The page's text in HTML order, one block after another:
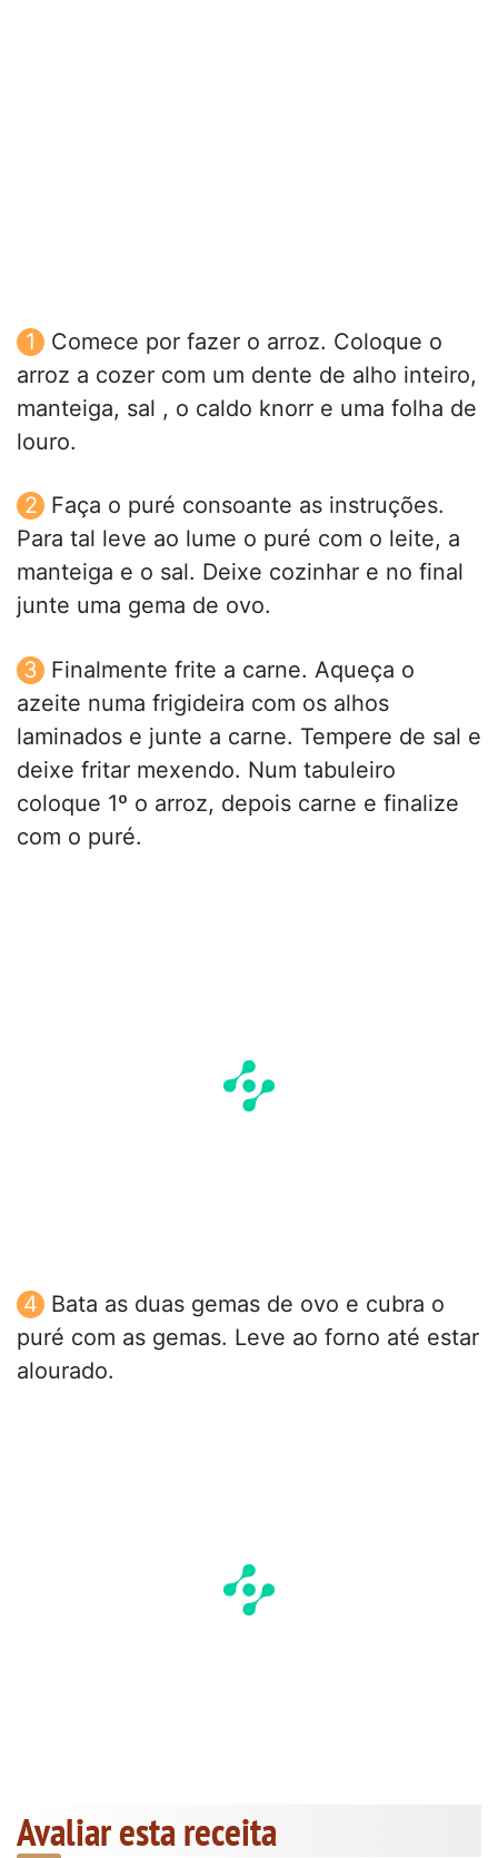
Comece por fazer o arroz. Coloque o
arroz a cozer com um dente de alho inteiro,
manteiga, sal , o caldo knorr e uma folha de
louro.
Faça o puré consoante as instruções.
Para tal leve ao lume o puré com o leite, a
manteiga e o sal. Deixe cozinhar e no final
junte uma gema de ovo.
Finalmente frite a carne. Aqueça o
azeite numa frigideira com os alhos
laminados e junte a carne. Tempere de sal e
deixe fritar mexendo. Num tabuleiro
coloque 1º o arroz, depois carne e finalize
com o puré.
Bata as duas gemas de ovo e cubra o
puré com as gemas. Leve ao forno até estar
alourado.
Avaliar esta receita